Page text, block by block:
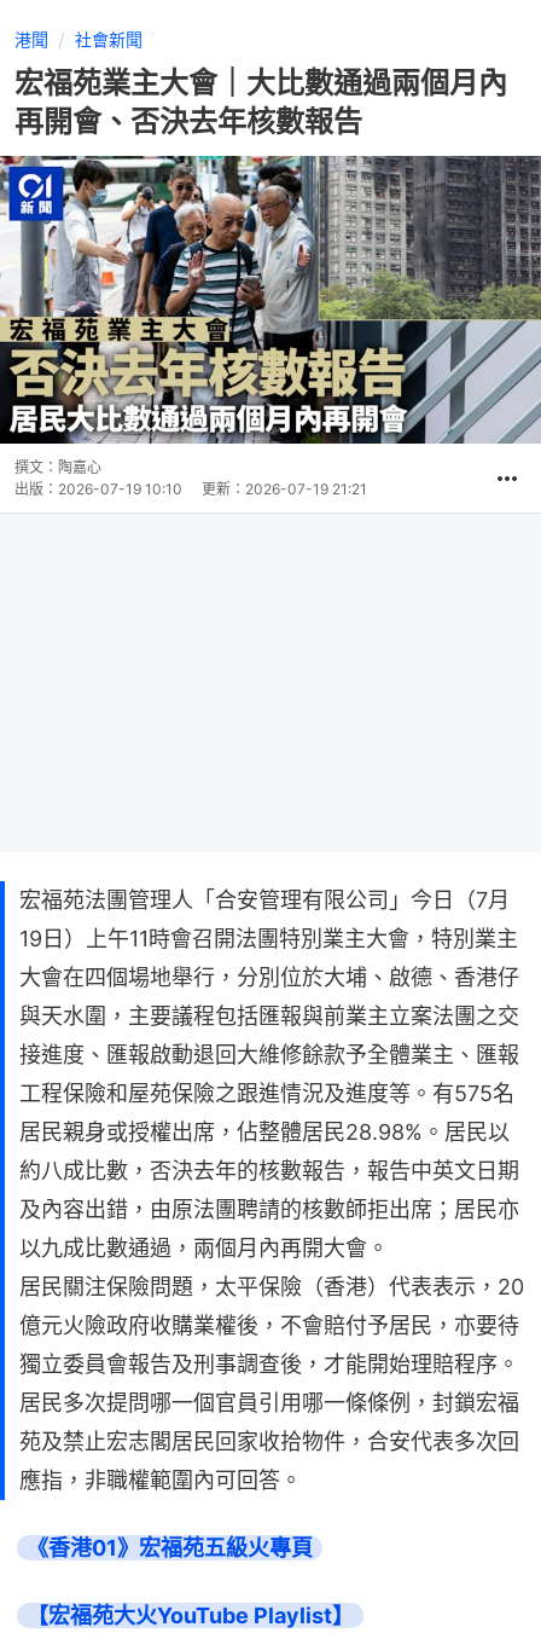
港聞 社會新聞
宏福苑業主大會｜大比數通過兩個月內
再開會、否決去年核數報告
撰文： 陶嘉心
出版： 2026-07-19 10:10 更新： 2026-07-19 21:21
宏福苑法團管理人「合安管理有限公司」今日（7月
19日）上午11時會召開法團特別業主大會，特別業主
大會在四個場地舉行，分別位於大埔、啟德、香港仔
與天水圍，主要議程包括匯報與前業主立案法團之交
接進度、匯報啟動退回大維修餘款予全體業主、匯報
工程保險和屋苑保險之跟進情況及進度等。有575名
居民親身或授權出席，佔整體居民28.98%。居民以
約八成比數，否決去年的核數報告，報告中英文日期
及內容出錯，由原法團聘請的核數師拒出席；居民亦
以九成比數通過，兩個月內再開大會。
居民關注保險問題，太平保險（香港）代表表示，20
億元火險政府收購業權後，不會賠付予居民，亦要待
獨立委員會報告及刑事調查後，才能開始理賠程序。
居民多次提問哪一個官員引用哪一條條例，封鎖宏福
苑及禁止宏志閣居民回家收拾物件，合安代表多次回
應指，非職權範圍內可回答。
《香港01》宏福苑五級火專頁
【宏福苑大火YouTube Playlist】